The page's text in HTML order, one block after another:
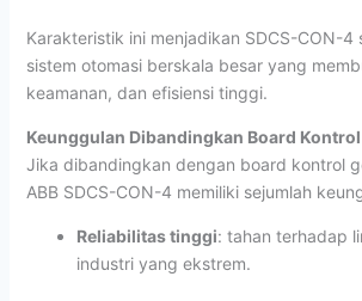
Karakteristik ini menjadikan SDCS-CON-4
sistem otomasi berskala besar yang
keamanan, dan efisiensi tinggi.
Keunggulan Dibandingkan Board
Jika dibandingkan dengan board kontrol
ABB SDCS-CON-4 memiliki sejumlah
Reliabilitas tinggi: tahan terhadap
industri yang ekstrem.